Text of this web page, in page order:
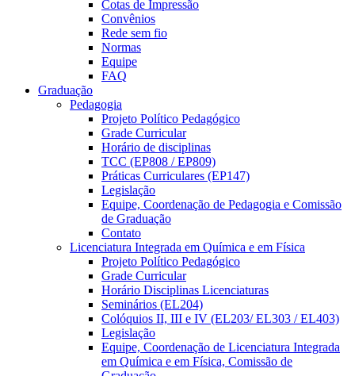
Cotas de Impressão
Convênios
Rede sem fio
Normas
Equipe
FAQ
Graduação
Pedagogia
Projeto Político Pedagógico
Grade Curricular
Horário de disciplinas
TCC (EP808 / EP809)
Práticas Curriculares (EP147)
Legislação
Equipe, Coordenação de Pedagogia e Comissão
de Graduação
Contato
Licenciatura Integrada em Química e em Física
Projeto Político Pedagógico
Grade Curricular
Horário Disciplinas Licenciaturas
Seminários (EL204)
Colóquios II, III e IV (EL203/ EL303 / EL403)
Legislação
Equipe, Coordenação de Licenciatura Integrada
em Química e em Física, Comissão de